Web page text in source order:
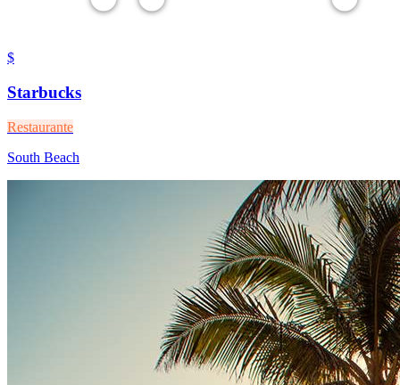
$
Starbucks
Restaurante
South Beach